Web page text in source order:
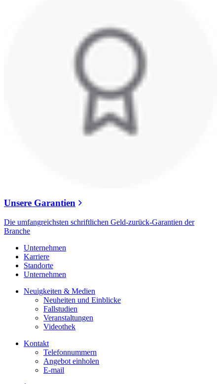
Unsere Garantien
Die umfangreichsten schriftlichen Geld-zurück-Garantien der
Branche
Unternehmen
Karriere
Standorte
Unternehmen
Neuigkeiten & Medien
Neuheiten und Einblicke
Fallstudien
Veranstaltungen
Videothek
Kontakt
Telefonnummern
Angebot einholen
E-mail